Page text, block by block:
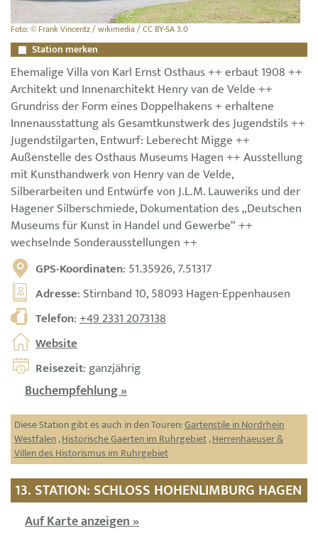
Foto: © Frank Vincentz / wikimedia / CC BY-SA 3.0
Station merken
Ehemalige Villa von Karl Ernst Osthaus ++ erbaut 1908 ++
Architekt und Innenarchitekt Henry van de Velde ++
Grundriss der Form eines Doppelhakens + erhaltene
Innenausstattung als Gesamtkunstwerk des Jugendstils ++
Jugendstilgarten, Entwurf: Leberecht Migge ++
Außenstelle des Osthaus Museums Hagen ++ Ausstellung
mit Kunsthandwerk von Henry van de Velde,
Silberarbeiten und Entwürfe von J.L.M. Lauweriks und der
Hagener Silberschmiede, Dokumentation des „Deutschen
Museums für Kunst in Handel und Gewerbe“ ++
wechselnde Sonderausstellungen ++
GPS-Koordinaten: 51.35926, 7.51317
Adresse: Stirnband 10, 58093 Hagen-Eppenhausen
Telefon:+49 2331 2073138
Website
Reisezeit: ganzjährig
Buchempfehlung »
Diese Station gibt es auch in den Touren:Gartenstile in Nordrhein
Westfalen,Historische Gaerten im Ruhrgebiet,Herrenhaeuser &
Villen des Historismus im Ruhrgebiet
13. STATION: SCHLOSS HO­HEN­LIM­BURG HAGEN
Auf Karte anzeigen »